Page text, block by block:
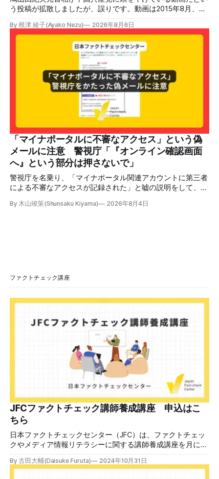
う投稿が拡散しましたが、誤りです。動画は2015年8月、鳩
立運動家らに謝罪した映像です。中国共産党に対して頭を下
げている動画ではありません。 検証対象 拡散した言説 2026
年7月30日、「日本人がなぜ左翼を嫌うのか、考えたことは
ありますか？/ここに日本の左寄り首相だった鳩山由紀夫が
います。彼は2009年から2010年まで1年間務めました。/こ
のビデオでは、彼が中国を訪問中に中国共産党に対して恥じ
らいながら頭を下げています」という英文付きの動画がXで
ポストされ、表示は20万件を超える。 投稿には「私の日本
語力が衰えていたら申し訳ないですが、動画に『韓国』と書
いてあるように見えます」などの英語の指摘もあるが、「日
本が犯した残虐行為を謝罪するのは悪いことだと思わない」
「共産主義者に恥じて頭を下げるべき人はいない」など、拡
散した投稿を真に受けた反応も多いため検証する。 検証過
程 動
By 根津 綾子(Ayako Nezu) 2026年8月6日
「マイナポータルに不審なアクセス」という偽
メールに注意 警視庁「『オンライン確認画面
へ』という部分は押さないで」
警視庁を名乗り、「マイナポータル関連アカウントに第三者
による不審なアクセスが記録された」と嘘の説明をして、リ
で、メール内のリンクを押さないようにと注意を呼びかけて
号：MN-2026-●●●」「マイナポータル関連アカウント
のうえで「2026年8月2日（日）23:59までに、ご本人操作か
いうリンクをクリックするよう誘導している。 本文には、
警視庁の住所（東京都千代田区霞が関2-1-1）も書かれてい
By 木山竣策(Shunsaku Kiyama) 2026年8月4日
ファクトチェック講座
JFCファクトチェック講師養成講座 申込はこ
ちら
日本ファクトチェックセンター（JFC）は、ファクトチェッ
クやメディア情報リテラシーに関する講師養成講座を月に1
認定バッジと教室や職場などで利用可能な教材を提供しま
By 古田大輔(Daisuke Furuta) 2024年10月31日